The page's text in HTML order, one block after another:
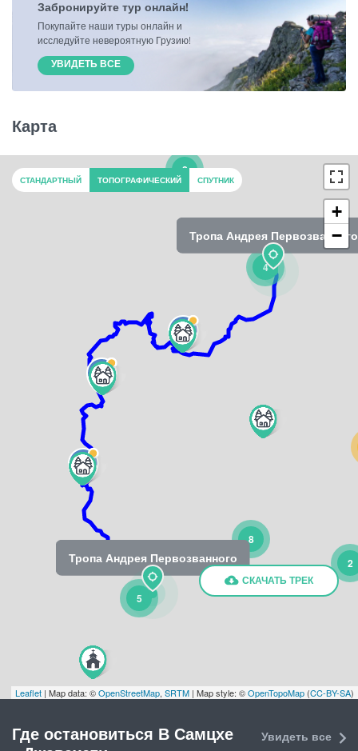
Забронируйте тур онлайн!
Покупайте наши туры онлайн и
исследуйте невероятную Грузию!
УВИДЕТЬ ВСЕ
Карта
Тропа Андрея Первозванного
Тропа Андрея Первозванного
2
2
5
4
8
+
−
Leaflet | Map data: ©OpenStreetMap, SRTM | Map style: ©OpenTopoMap (CC-BY-SA)
СКАЧАТЬ ТРЕК
СТАНДАРТНЫЙ ТОПОГРАФИЧЕСКИЙ СПУТНИК
Где остановиться В Самцхе
Увидеть все